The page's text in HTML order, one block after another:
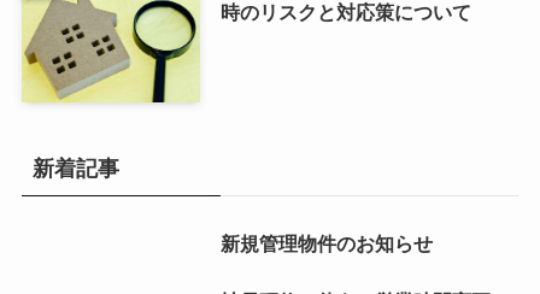
時のリスクと対応策について
新着記事
新規管理物件のお知らせ